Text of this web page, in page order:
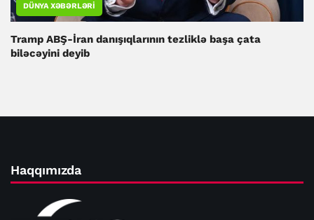
DÜNYA XƏBƏRLƏRI
Tramp ABŞ-İran danışıqlarının tezliklə başa çata
biləcəyini deyib
Haqqımızda